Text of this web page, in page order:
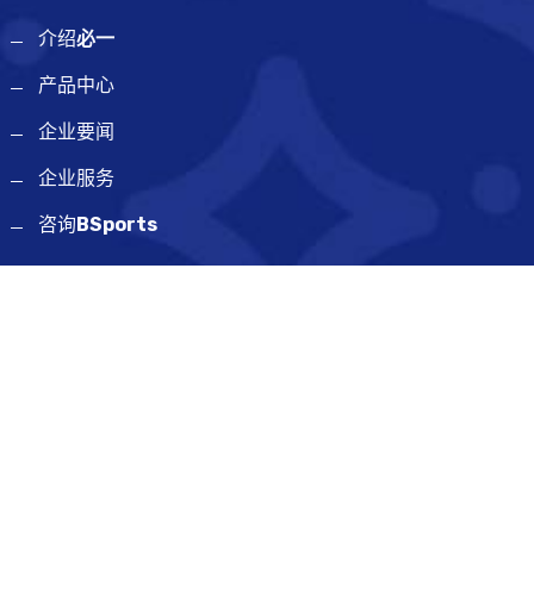
介绍必一
产品中心
企业要闻
企业服务
咨询BSports